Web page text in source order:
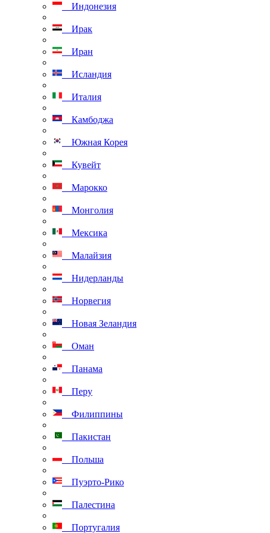
Индонезия
Ирак
Иран
Исландия
Италия
Камбоджа
Южная Корея
Кувейт
Марокко
Монголия
Мексика
Малайзия
Нидерланды
Норвегия
Новая Зеландия
Оман
Панама
Перу
Филиппины
Пакистан
Польша
Пуэрто-Рико
Палестина
Португалия